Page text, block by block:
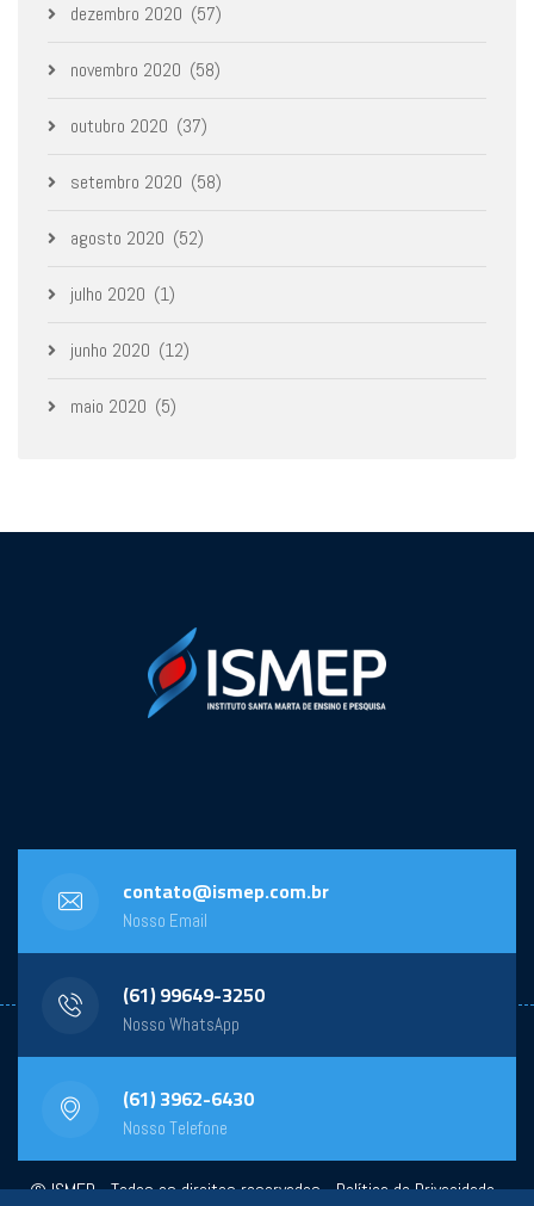
dezembro 2020 (57)
novembro 2020 (58)
outubro 2020 (37)
setembro 2020 (58)
agosto 2020 (52)
julho 2020 (1)
junho 2020 (12)
maio 2020 (5)
contato@ismep.com.br
Nosso Email
(61) 99649-3250
Nosso WhatsApp
(61) 3962-6430
Nosso Telefone
© ISMEP - Todos os direitos reservados -Política de Privacidade-